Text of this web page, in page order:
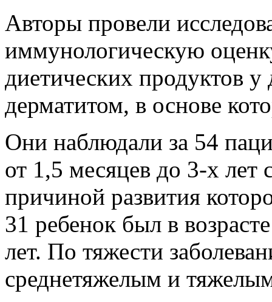
Авторы провели
иммунологическую
диетических продуктов у
дерматитом, в основе
Они наблюдали за 54
от 1,5 месяцев до 3-х лет
причиной развития
31 ребенок был в
лет. По тяжести
среднетяжелым и